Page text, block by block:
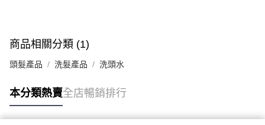
付款後門市自取，訂單確認後2-4個工作天到店，7天內取。逾期後
商品相關分類 (1)
頭髮產品 洗髮產品 洗頭水
本分類熱賣全店暢銷排行